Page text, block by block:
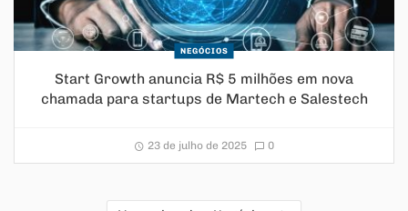
NEGÓCIOS
Start Growth anuncia R$ 5 milhões em nova
chamada para startups de Martech e Salestech
23 de julho de 2025 0